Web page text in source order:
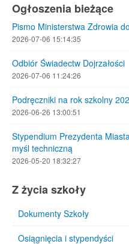
Ogłoszenia bieżące
Pismo Ministerstwa Zdrowia
2026-07-06 15:14:35
Odbiór Świadectw Dojrzałości
2026-07-06 11:24:26
Podręczniki na rok szkolny
2026-06-26 13:00:51
Stypendium Prezydenta
myśl techniczną
2026-05-20 18:32:27
Z życia szkoły
Dokumenty Szkoły
Osiągnięcia i stypendyści